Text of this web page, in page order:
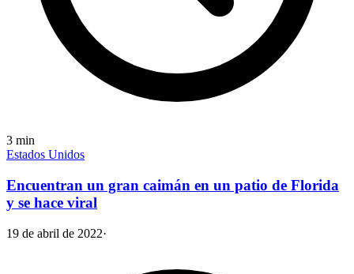
3 min
Estados Unidos
Encuentran un gran caimán en un patio de Florida
y se hace viral
19 de abril de 2022·